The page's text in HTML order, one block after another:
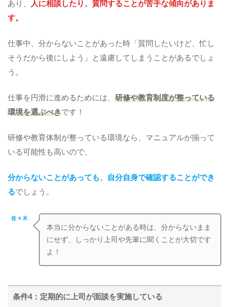
あり、
人に相談したり、質問することが苦手な傾向がありま
す。
仕事中、分からないことがあった時「質問したいけど、忙し
そうだから後にしよう」と遠慮してしまうことがあるでしょ
う。
仕事を円滑に進めるためには、 研修や教育制度が整っている
環境を選ぶべきです！
研修や教育体制が整っている環境なら、マニュアルが揃って
いる可能性も高いので、
分からないことがあっても、自分自身で確認することができ
るでしょう。
佐々木
本当に分からないことがある時は、分からないまま
にせず、しっかり上司や先輩に聞くことが大切です
よ！
条件4：定期的に上司が面談を実施している